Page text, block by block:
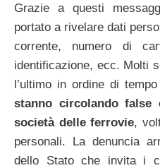
Grazie a questi
portato a rivelare dati
corrente, numero di
identificazione, ecc. Molti
l’ultimo in ordine di
stanno circolando
società delle ferrovie,
personali. La denuncia
dello Stato che invita i